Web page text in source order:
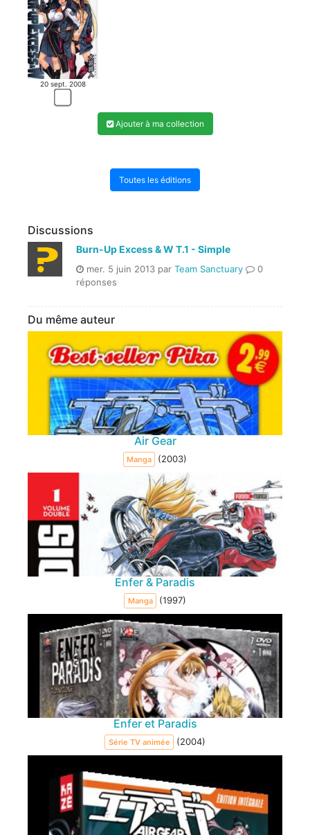
20 sept. 2008
Ajouter à ma collection
Toutes les éditions
Discussions
Burn-Up Excess & W T.1 - Simple
mer. 5 juin 2013 par Team Sanctuary
0
réponses
Du même auteur
Air Gear
Manga (2003)
Enfer & Paradis
Manga (1997)
Enfer et Paradis
Série TV animée (2004)